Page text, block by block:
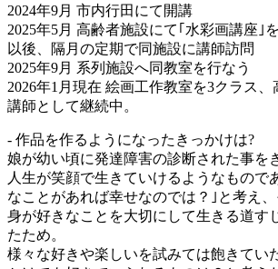
2024年9月 市内行田にて開講
2025年5月 高齢者施設にて｢水彩画講座｣
以後、隔月の定期で同施設に講師訪問
2025年9月 系列施設へ同教室を行なう
2026年1月現在 絵画工作教室を3クラス
講師として継続中。
- 作品を作るようになったきっかけは?
娘が幼い頃に発達障害の診断された事を
人生が笑顔で生きていけるようなもので
なことがあれば幸せなのでは？｣と考え
身が好きなことを大切にして生きる道す
たため。
様々な好きや楽しいを試みては飽きてい